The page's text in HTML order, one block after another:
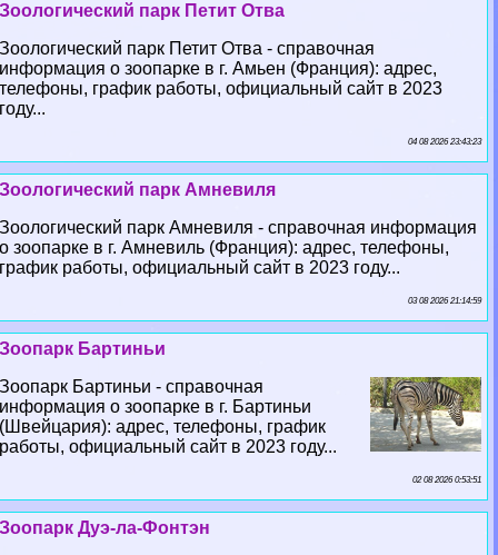
Зоологический парк Петит Отва
Зоологический парк Петит Отва - справочная
информация о зоопарке в г. Амьен (Франция): адрес,
телефоны, график работы, официальный сайт в 2023
году...
04 08 2026 23:43:23
Зоологический парк Амневиля
Зоологический парк Амневиля - справочная информация
о зоопарке в г. Амневиль (Франция): адрес, телефоны,
график работы, официальный сайт в 2023 году...
03 08 2026 21:14:59
Зоопарк Бартиньи
Зоопарк Бартиньи - справочная
информация о зоопарке в г. Бартиньи
(Швейцария): адрес, телефоны, график
работы, официальный сайт в 2023 году...
02 08 2026 0:53:51
Зоопарк Дуэ-ла-Фонтэн